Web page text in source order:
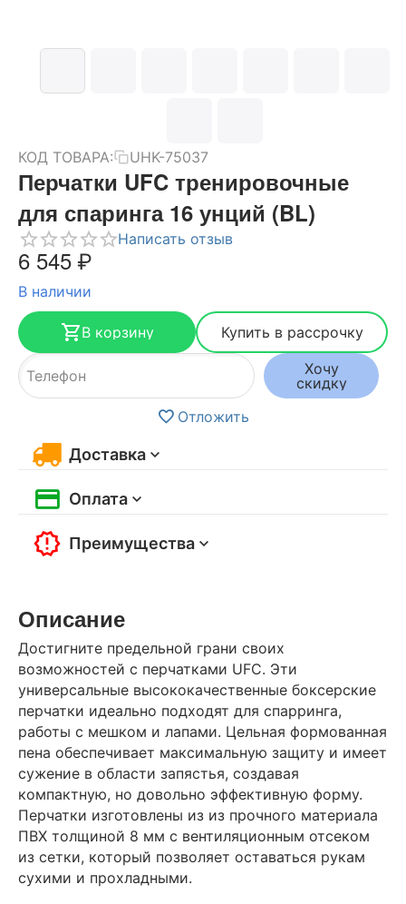
КОД ТОВАРА: UHK-75037
Перчатки UFC тренировочные
для спаринга 16 унций (BL)
Написать отзыв
6 545₽
В наличии
В корзину
Купить в рассрочку
Хочу
скидку
Отложить
Доставка
Оплата
Преимущества
Описание
Достигните предельной грани своих
возможностей с перчатками UFC. Эти
универсальные высококачественные боксерские
перчатки идеально подходят для спарринга,
работы с мешком и лапами. Цельная формованная
пена обеспечивает максимальную защиту и имеет
сужение в области запястья, создавая
компактную, но довольно эффективную форму.
Перчатки изготовлены из из прочного материала
ПВХ толщиной 8 мм с вентиляционным отсеком
из сетки, который позволяет оставаться рукам
сухими и прохладными.